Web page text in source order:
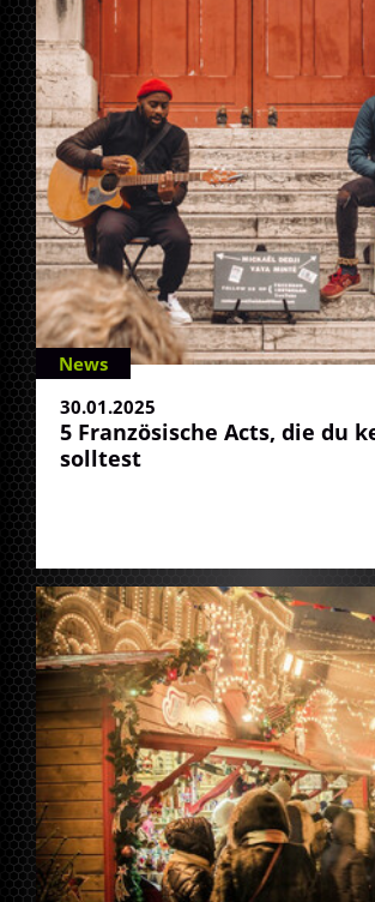
News
30.01.2025
5 Französische Acts, die du
solltest